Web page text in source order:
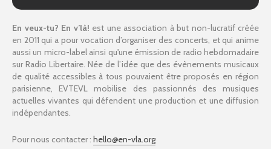
En veux-tu? En v’là! est une association à but non-lucratif créée
en 2011 qui a pour vocation d’organiser des concerts, et qui anime
aussi un micro-label ainsi qu'une émission de radio hebdomadaire
sur Radio Libertaire. Née de l’idée que des évènements musicaux
de qualité accessibles à tous pouvaient être proposés en région
parisienne, EVTEVL mobilise des passionnés des musiques
actuelles vivantes qui défendent une production et une diffusion
indépendantes.
Pour nous contacter : hello@en-vla.org